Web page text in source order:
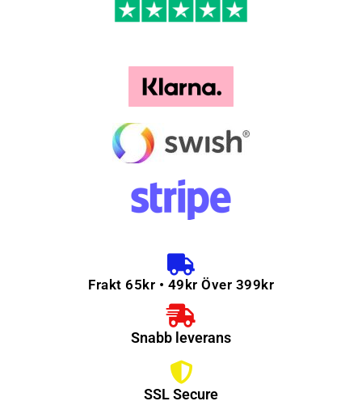
Frakt 65kr • 49kr Över 399kr
Snabb leverans
SSL Secure